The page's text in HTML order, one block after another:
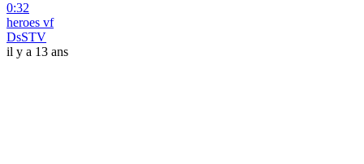
0:32
heroes vf
DsSTV
il y a 13 ans